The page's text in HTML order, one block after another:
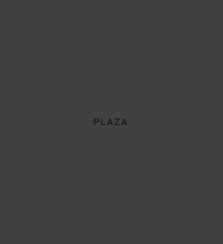
PLAZA